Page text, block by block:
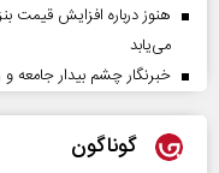
هنوز درباره افزایش قیمت
می‌یابد
خبرنگار چشم بیدار جامعه
گوناگون